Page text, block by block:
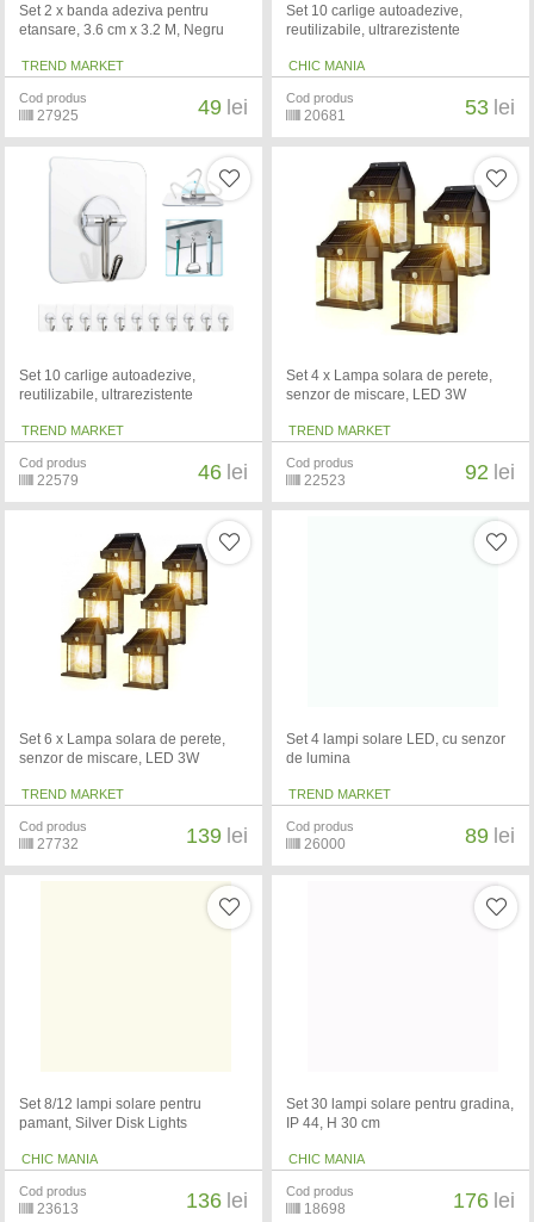
Set 2 x banda adeziva pentru
etansare, 3.6 cm x 3.2 M, Negru
TREND MARKET
Cod produs
27925 49 lei
Set 10 carlige autoadezive,
reutilizabile, ultrarezistente
CHIC MANIA
Cod produs
20681 53 lei
Set 10 carlige autoadezive,
reutilizabile, ultrarezistente
TREND MARKET
Cod produs
22579 46 lei
Set 4 x Lampa solara de perete,
senzor de miscare, LED 3W
TREND MARKET
Cod produs
22523 92 lei
Set 6 x Lampa solara de perete,
senzor de miscare, LED 3W
TREND MARKET
Cod produs
27732 139 lei
Set 4 lampi solare LED, cu senzor
de lumina
TREND MARKET
Cod produs
26000 89 lei
Set 8/12 lampi solare pentru
pamant, Silver Disk Lights
CHIC MANIA
Cod produs
23613 136 lei
Set 30 lampi solare pentru gradina,
IP 44, H 30 cm
CHIC MANIA
Cod produs
18698 176 lei